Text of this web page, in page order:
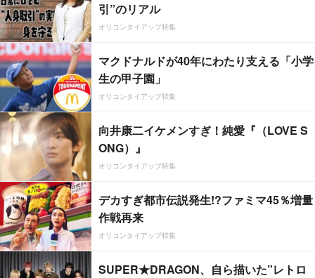
引”のリアル
オリコンタイアップ特集
マクドナルドが40年にわたり支える「小学
生の甲子園」
オリコンタイアップ特集
向井康二イケメンすぎ！純愛『（LOVE S
ONG）』
オリコンタイアップ特集
デカすぎ都市伝説発生!?ファミマ45％増量
作戦再来
オリコンタイアップ特集
SUPER★DRAGON、自ら描いた”レトロ